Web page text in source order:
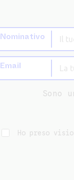
Nominativo
Email
Sono
Ho preso